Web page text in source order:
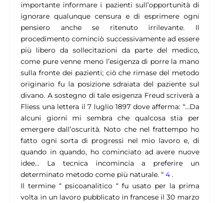
importante informare i pazienti sull’opportunità di
ignorare qualunque censura e di esprimere ogni
pensiero anche se ritenuto irrilevante. Il
procedimento cominciò successivamente ad essere
più libero da sollecitazioni da parte del medico,
come pure venne meno l’esigenza di porre la mano
sulla fronte dei pazienti; ciò che rimase del metodo
originario fu la posizione sdraiata del paziente sul
divano. A sostegno di tale esigenza Freud scriverà a
Fliess una lettera il 7 luglio 1897 dove afferma: “…Da
alcuni giorni mi sembra che qualcosa stia per
emergere dall’oscurità. Noto che nel frattempo ho
fatto ogni sorta di progressi nel mio lavoro e, di
quando in quando, ho cominciato ad avere nuove
idee… La tecnica incomincia a preferire un
determinato metodo come più naturale. “ 4 .
Il termine “ psicoanalitico “ fu usato per la prima
volta in un lavoro pubblicato in francese il 30 marzo